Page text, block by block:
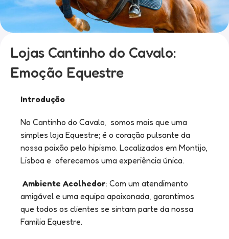
Lojas Cantinho do Cavalo:
Emoção Equestre
Introdução
No Cantinho do Cavalo, somos mais que uma
simples loja Equestre; é o coração pulsante da
nossa paixão pelo hipismo. Localizados em Montijo,
Lisboa e oferecemos uma experiência única.
Ambiente Acolhedor: Com um atendimento
amigável e uma equipa apaixonada, garantimos
que todos os clientes se sintam parte da nossa
Familia Equestre.